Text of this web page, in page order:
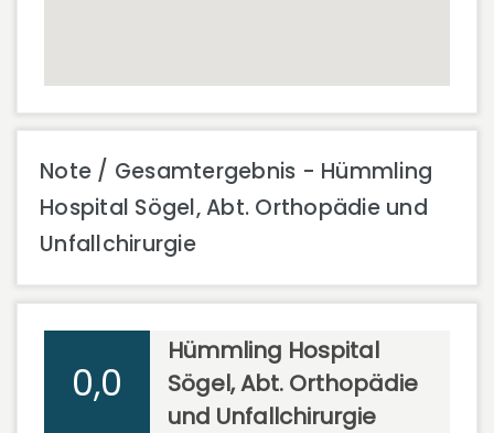
Note / Gesamtergebnis - Hümmling
Hospital Sögel, Abt. Orthopädie und
Unfallchirurgie
0,0
Hümmling Hospital
Sögel, Abt. Orthopädie
und Unfallchirurgie